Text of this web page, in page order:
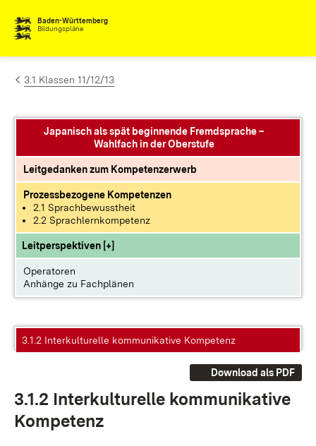
Zum Inhalt springen
Baden-Württemberg
Bildungspläne
3.1 Klassen 11/12/13
Japanisch als spät beginnende Fremdsprache –
Wahlfach in der Oberstufe
Leitgedanken zum Kompetenzerwerb
Prozessbezogene Kompetenzen
2.1 Sprachbewusstheit
2.2 Sprachlernkompetenz
Leitperspektiven [+]
Operatoren
Anhänge zu Fachplänen
3.1.2 Interkulturelle kommunikative Kompetenz
Download als PDF
3.1.2 In­ter­kul­tu­rel­le kom­mu­ni­ka­ti­ve
Kom­pe­tenz